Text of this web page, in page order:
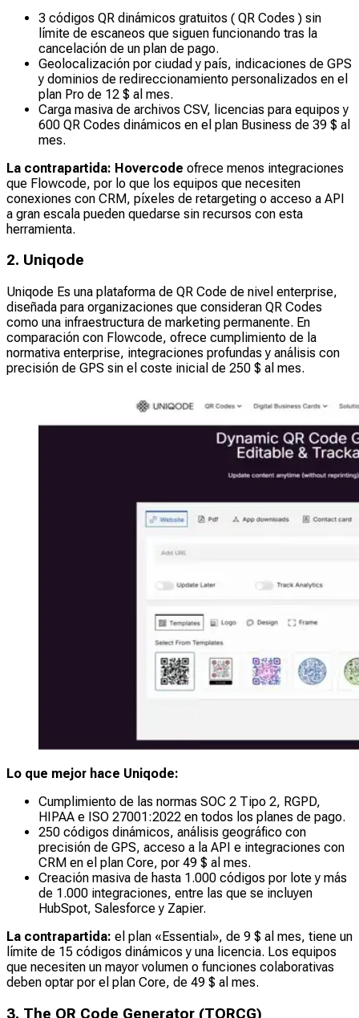
3 códigos QR dinámicos gratuitos ( QR Codes ) sin
límite de escaneos que siguen funcionando tras la
cancelación de un plan de pago.
Geolocalización por ciudad y país, indicaciones de GPS
y dominios de redireccionamiento personalizados en el
plan Pro de 12 $ al mes.
Carga masiva de archivos CSV, licencias para equipos y
600 QR Codes dinámicos en el plan Business de 39 $ al
mes.
La contrapartida: Hovercode ofrece menos integraciones
que Flowcode, por lo que los equipos que necesiten
conexiones con CRM, píxeles de retargeting o acceso a API
a gran escala pueden quedarse sin recursos con esta
herramienta.
2. Uniqode
Uniqode Es una plataforma de QR Code de nivel enterprise,
diseñada para organizaciones que consideran QR Codes
como una infraestructura de marketing permanente. En
comparación con Flowcode, ofrece cumplimiento de la
normativa enterprise, integraciones profundas y análisis con
precisión de GPS sin el coste inicial de 250 $ al mes.
Lo que mejor hace Uniqode:
Cumplimiento de las normas SOC 2 Tipo 2, RGPD,
HIPAA e ISO 27001:2022 en todos los planes de pago.
250 códigos dinámicos, análisis geográfico con
precisión de GPS, acceso a la API e integraciones con
CRM en el plan Core, por 49 $ al mes.
Creación masiva de hasta 1.000 códigos por lote y más
de 1.000 integraciones, entre las que se incluyen
HubSpot, Salesforce y Zapier.
La contrapartida: el plan «Essential», de 9 $ al mes, tiene un
límite de 15 códigos dinámicos y una licencia. Los equipos
que necesiten un mayor volumen o funciones colaborativas
deben optar por el plan Core, de 49 $ al mes.
3. The QR Code Generator (TQRCG)